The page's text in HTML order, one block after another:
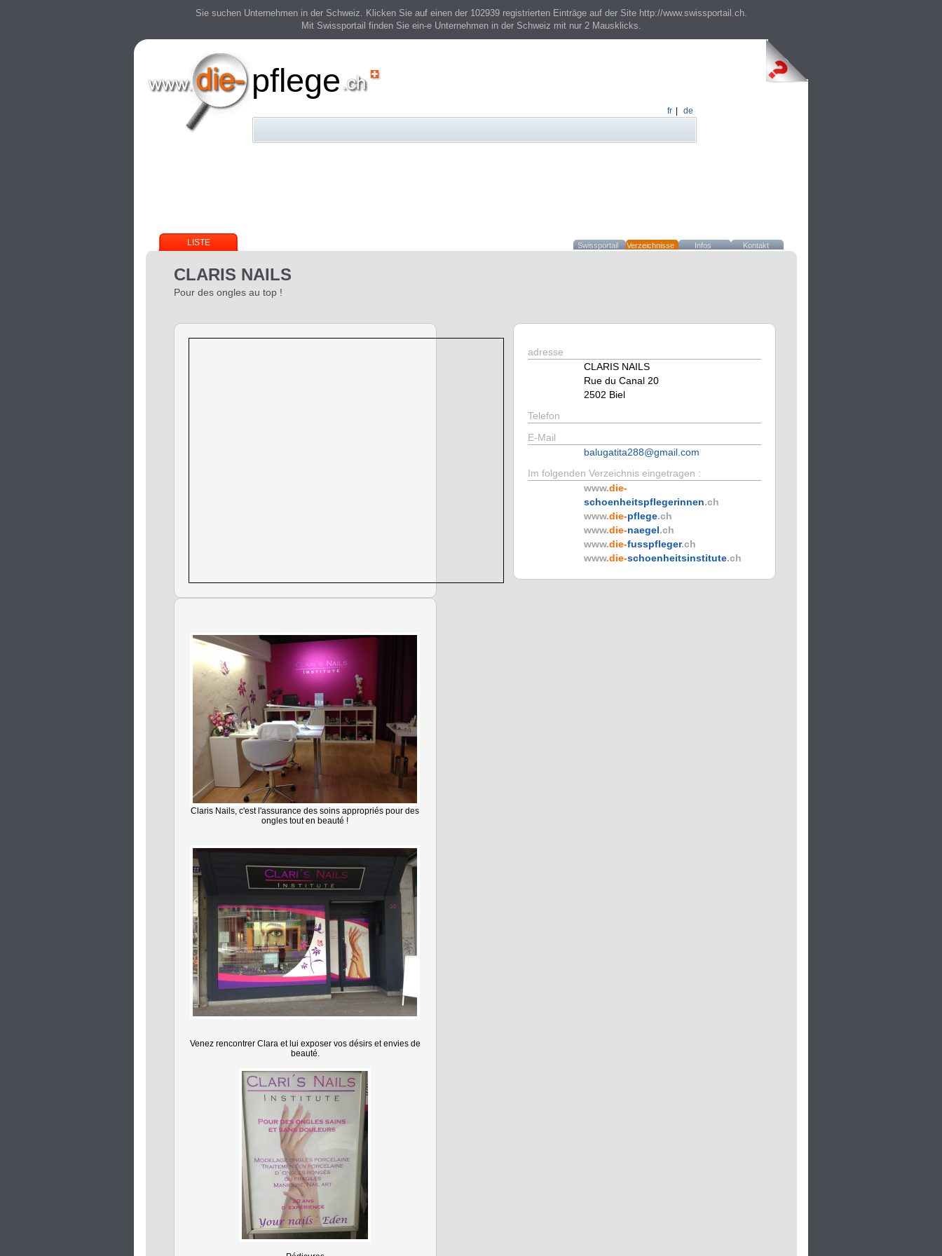
Sie suchen Unternehmen in der Schweiz. Klicken Sie auf einen der 102939 registrierten Einträge auf der Site http://www.swissportail.ch.
Mit Swissportail finden Sie ein-e Unternehmen in der Schweiz mit nur 2 Mausklicks.
pflege
fr de
LISTE Swissportail Verzeichnisse Infos Kontakt
CLARIS NAILS
Pour des ongles au top !
Claris Nails, c'est l'assurance des soins appropriés pour des
ongles tout en beauté !
Venez rencontrer Clara et lui exposer vos désirs et envies de
beauté.
adresse
CLARIS NAILS
Rue du Canal 20
2502 Biel
Telefon
E-Mail
balugatita288@gmail.com
Im folgenden Verzeichnis eingetragen :
www.die-
schoenheitspflegerinnen.ch
www.die-pflege.ch
www.die-naegel.ch
www.die-fusspfleger.ch
www.die-schoenheitsinstitute.ch